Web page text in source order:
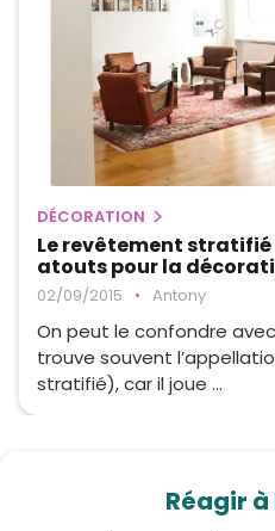
DÉCORATION
Le revêtement stratifié
atouts pour la
02/09/2015 • Antony
On peut le confondre
trouve souvent
stratifié), car il joue ...
Réagir